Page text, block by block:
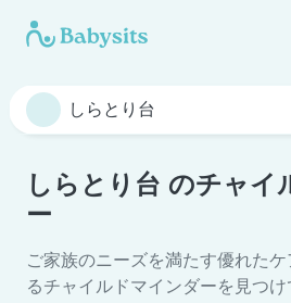
しらとり台 のチャイ
ー
ご家族のニーズを満たす優れた
るチャイルドマインダーを見つけ